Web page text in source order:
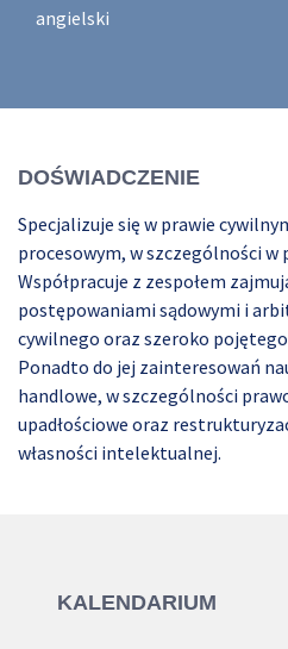
angielski
DOŚWIADCZENIE
Specjalizuje się w prawie
procesowym, w szczególności w
Współpracuje z zespołem
postępowaniami sądowymi i
cywilnego oraz szeroko
Ponadto do jej zainteresowań
handlowe, w szczególności
upadłościowe oraz
własności intelektualnej.
KALENDARIUM